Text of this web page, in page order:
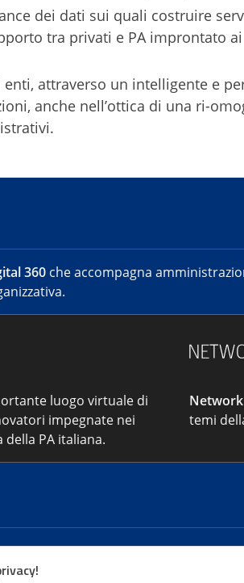
dei dati sui quali costruire
tra privati e PA improntato
attraverso un intelligente e
anche nell’ottica di una ri-
360 che accompagna
luogo virtuale di
impegnate nei
PA italiana.
temi